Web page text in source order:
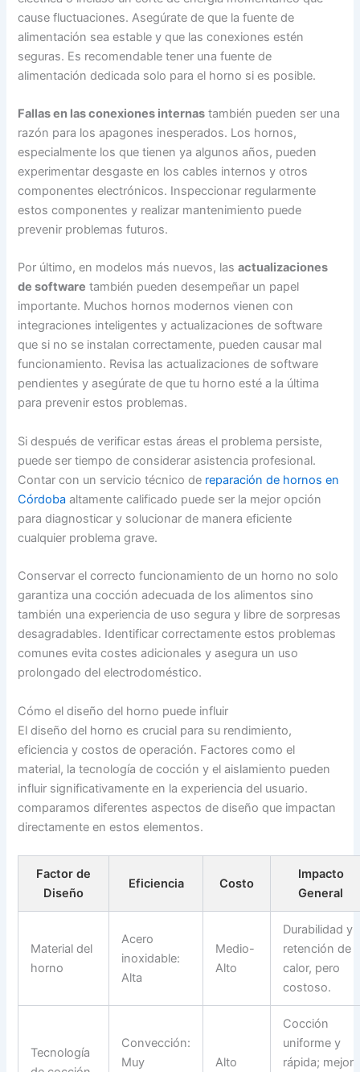
cause fluctuaciones. Asegúrate de que la fuente de
alimentación sea estable y que las conexiones estén
seguras. Es recomendable tener una fuente de
alimentación dedicada solo para el horno si es posible.
Fallas en las conexiones internas también pueden ser una
razón para los apagones inesperados. Los hornos,
especialmente los que tienen ya algunos años, pueden
experimentar desgaste en los cables internos y otros
componentes electrónicos. Inspeccionar regularmente
estos componentes y realizar mantenimiento puede
prevenir problemas futuros.
Por último, en modelos más nuevos, lasactualizaciones
de software también pueden desempeñar un papel
importante. Muchos hornos modernos vienen con
integraciones inteligentes y actualizaciones de software
que si no se instalan correctamente, pueden causar mal
funcionamiento. Revisa las actualizaciones de software
pendientes y asegúrate de que tu horno esté a la última
para prevenir estos problemas.
Si después de verificar estas áreas el problema persiste,
puede ser tiempo de considerar asistencia profesional.
Contar con un servicio técnico de reparación de hornos en
Córdoba altamente calificado puede ser la mejor opción
para diagnosticar y solucionar de manera eficiente
cualquier problema grave.
Conservar el correcto funcionamiento de un horno no solo
garantiza una cocción adecuada de los alimentos sino
también una experiencia de uso segura y libre de sorpresas
desagradables. Identificar correctamente estos problemas
comunes evita costes adicionales y asegura un uso
prolongado del electrodoméstico.
Cómo el diseño del horno puede influir
El diseño del horno es crucial para su rendimiento,
eficiencia y costos de operación. Factores como el
material, la tecnología de cocción y el aislamiento pueden
influir significativamente en la experiencia del usuario.
comparamos diferentes aspectos de diseño que impactan
directamente en estos elementos.
Factor de
Diseño
Eficiencia Costo
Impacto
General
Material del
horno
Acero
inoxidable:
Alta
Medio-
Alto
Durabilidad y
retención de
calor, pero
costoso.
Tecnología
Convección:
Muy
Alto
Cocción
uniforme y
rápida; mejor